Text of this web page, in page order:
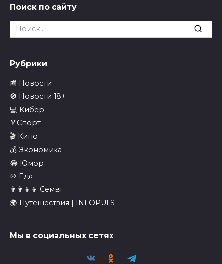
Поиск по сайту
Search
for:
Рубрики
📰 Новости
🚫 Новости 18+
💻 Кибер
🏅Спорт
🎬 Кино
💰 Экономика
😂 Юмор
🍲 Еда
👨‍👩‍👧‍👦 Семья
🌍 Путешествия | INFOPULS
Мы в социальных сетях